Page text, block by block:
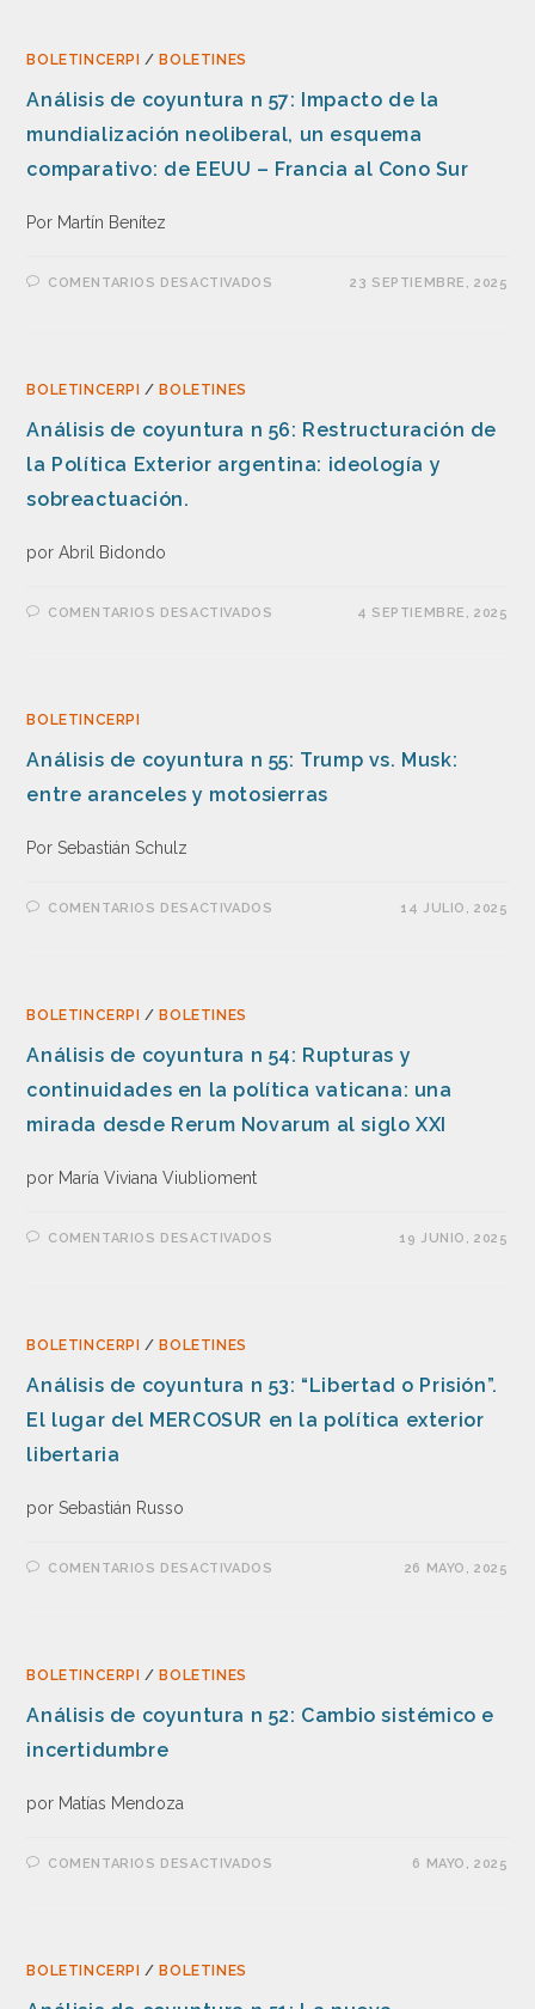
BOLETINCERPI / BOLETINES
Análisis de coyuntura n 57: Impacto de la
mundialización neoliberal, un esquema
comparativo: de EEUU – Francia al Cono Sur
Por Martín Benítez
COMENTARIOS DESACTIVADOS 23 SEPTIEMBRE, 2025
BOLETINCERPI / BOLETINES
Análisis de coyuntura n 56: Restructuración de
la Política Exterior argentina: ideología y
sobreactuación.
por Abril Bidondo
COMENTARIOS DESACTIVADOS 4 SEPTIEMBRE, 2025
BOLETINCERPI
Análisis de coyuntura n 55: Trump vs. Musk:
entre aranceles y motosierras
Por Sebastián Schulz
COMENTARIOS DESACTIVADOS 14 JULIO, 2025
BOLETINCERPI / BOLETINES
Análisis de coyuntura n 54: Rupturas y
continuidades en la política vaticana: una
mirada desde Rerum Novarum al siglo XXI
por María Viviana Viublioment
COMENTARIOS DESACTIVADOS 19 JUNIO, 2025
BOLETINCERPI / BOLETINES
Análisis de coyuntura n 53: “Libertad o Prisión”.
El lugar del MERCOSUR en la política exterior
libertaria
por Sebastián Russo
COMENTARIOS DESACTIVADOS 26 MAYO, 2025
BOLETINCERPI / BOLETINES
Análisis de coyuntura n 52: Cambio sistémico e
incertidumbre
por Matías Mendoza
COMENTARIOS DESACTIVADOS 6 MAYO, 2025
BOLETINCERPI / BOLETINES